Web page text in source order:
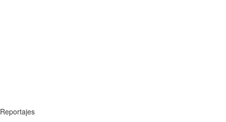
Reportajes